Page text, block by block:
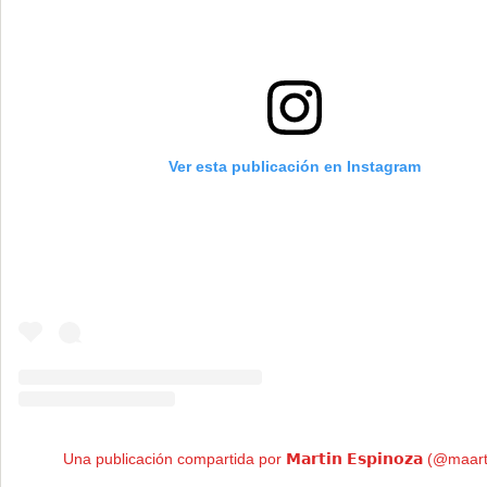
Ver esta publicación en Instagram
Una publicación compartida por 𝗠𝗮𝗿𝘁𝗶𝗻 𝗘𝘀𝗽𝗶𝗻𝗼𝘇𝗮